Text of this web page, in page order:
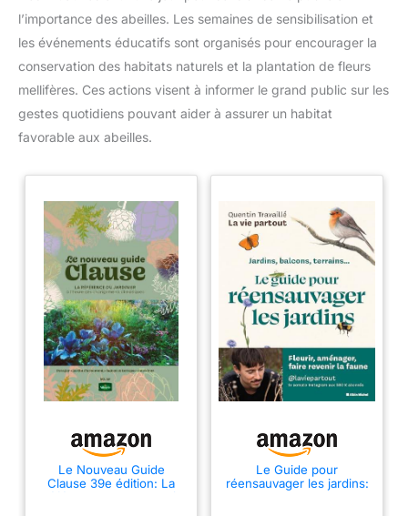
l’importance des abeilles. Les semaines de sensibilisation et
les événements éducatifs sont organisés pour encourager la
conservation des habitats naturels et la plantation de fleurs
mellifères. Ces actions visent à informer le grand public sur les
gestes quotidiens pouvant aider à assurer un habitat
favorable aux abeilles.
Le Nouveau Guide
Clause 39e édition: La
référence du jardinier à
Le Guide pour
réensauvager les jardins: